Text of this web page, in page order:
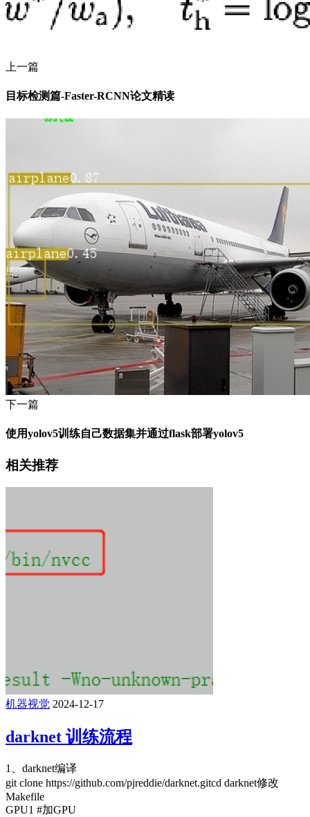
上一篇
目标检测篇-Faster-RCNN论文精读
下一篇
使用yolov5训练自己数据集并通过flask部署yolov5
相关推荐
机器视觉 2024-12-17
darknet 训练流程
1、darknet编译
git clone https://github.com/pjreddie/darknet.gitcd darknet修改
Makefile
GPU1 #加GPU